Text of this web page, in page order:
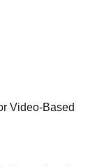
Video-Based